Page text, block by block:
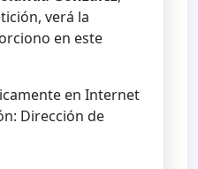
verá la
en este
en Internet
Dirección de